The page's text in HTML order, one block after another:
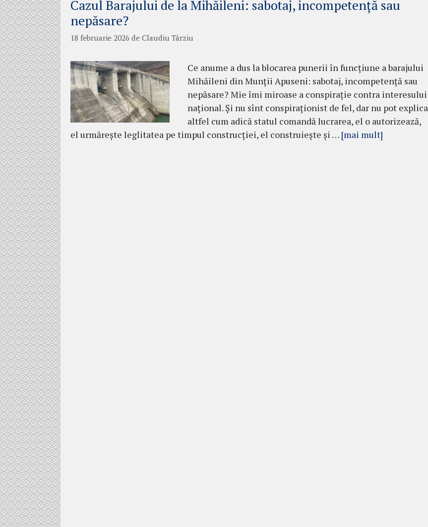
Cazul Barajului de la Mihăileni: sabotaj, incompetență sau
nepăsare?
18 februarie 2026 de Claudiu Târziu
Ce anume a dus la blocarea punerii în funcțiune a barajului
Mihăileni din Munții Apuseni: sabotaj, incompetență sau
nepăsare? Mie îmi miroase a conspirație contra interesului
național. Și nu sînt conspiraționist de fel, dar nu pot explica
altfel cum adică statul comandă lucrarea, el o autorizează,
el urmărește leglitatea pe timpul construcției, el construiește și … [mai mult]